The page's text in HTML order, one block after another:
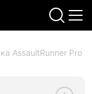
AssaultRunner Pro